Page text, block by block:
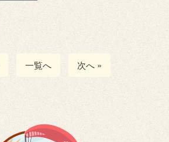
一覧へ 次へ »